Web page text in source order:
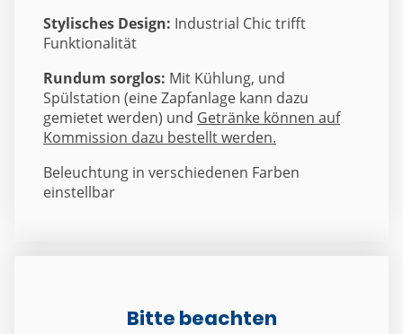
Stylisches Design: Industrial Chic trifft
Funktionalität
Rundum sorglos: Mit Kühlung, und
Spülstation (eine Zapfanlage kann dazu
gemietet werden) und Getränke können auf
Kommission dazu bestellt werden.
Beleuchtung in verschiedenen Farben
einstellbar
Bitte beachten